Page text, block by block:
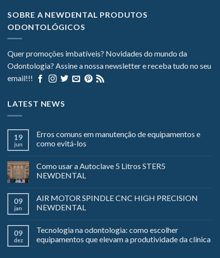
SOBRE A NEWDENTAL PRODUTOS
ODONTOLÓGICOS
Quer promoções imbatíveis? Novidades do mundo da
Odontologia? Assine a nossa newsletter e receba tudo no seu
email!!!
LATEST NEWS
19
jun
Erros comuns em manutenção de equipamentos e
como evitá-los
Como usar a Autoclave 5 Litros STER5
NEWDENTAL
09
jan
AIR MOTOR SPINDLE CNC HIGH PRECISION
NEWDENTAL
09
dez
Tecnologia na odontologia: como escolher
equipamentos que elevam a produtividade da clínica